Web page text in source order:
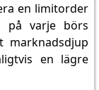
en limitorder
på varje börs
marknadsdjup
en lägre